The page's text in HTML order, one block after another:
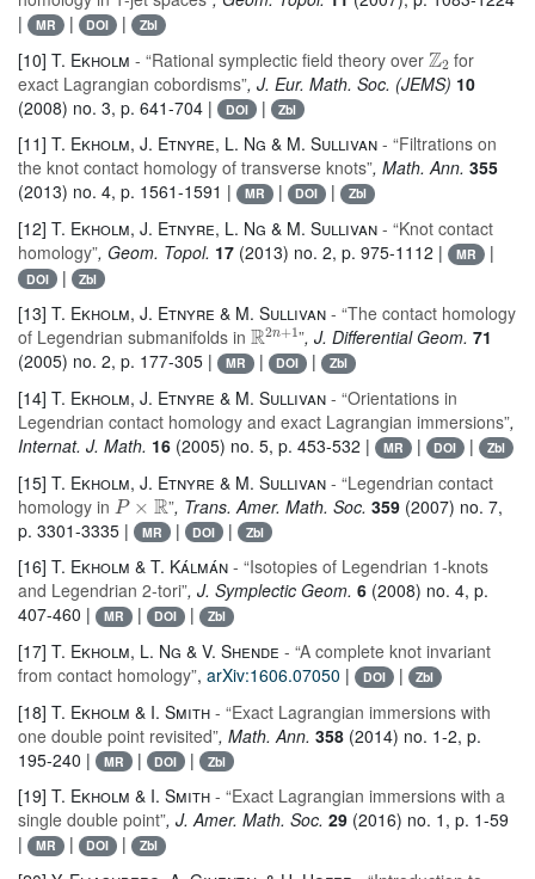
|
MR | DOI | Zbl
[10] T. Ekholm - “Rational symplectic field theory over
for
exact Lagrangian cobordisms”, J. Eur. Math. Soc. (JEMS) 10
(2008) no. 3, p. 641-704 |
DOI | Zbl
[11] T. Ekholm, J. Etnyre, L. Ng & M. Sullivan - “Filtrations on
the knot contact homology of transverse knots”, Math. Ann. 355
(2013) no. 4, p. 1561-1591 |
MR | DOI | Zbl
[12] T. Ekholm, J. Etnyre, L. Ng & M. Sullivan - “Knot contact
homology”, Geom. Topol. 17 (2013) no. 2, p. 975-1112 | MR |
DOI | Zbl
[13] T. Ekholm, J. Etnyre & M. Sullivan - “The contact homology
of Legendrian submanifolds in ℝ2n+1
”, J. Differential Geom. 71
(2005) no. 2, p. 177-305 |
MR | DOI | Zbl
[14] T. Ekholm, J. Etnyre & M. Sullivan - “Orientations in
Legendrian contact homology and exact Lagrangian immersions”,
Internat. J. Math. 16 (2005) no. 5, p. 453-532 | MR | DOI | Zbl
[15] T. Ekholm, J. Etnyre & M. Sullivan - “Legendrian contact
homology in P× ℝ ”, Trans. Amer. Math. Soc. 359(2007) no. 7,
p. 3301-3335 |
MR | DOI | Zbl
[16] T. Ekholm & T. Kálmán - “Isotopies of Legendrian 1-knots
and Legendrian 2-tori”, J. Symplectic Geom. 6 (2008) no. 4, p.
407-460 |
MR | DOI | Zbl
[17] T. Ekholm, L. Ng & V. Shende - “A complete knot invariant
from contact homology”, arXiv:1606.07050 | DOI | Zbl
[18] T. Ekholm & I. Smith - “Exact Lagrangian immersions with
one double point revisited”, Math. Ann. 358 (2014) no. 1-2, p.
195-240 |
MR | DOI | Zbl
[19] T. Ekholm & I. Smith - “Exact Lagrangian immersions with a
single double point”, J. Amer. Math. Soc. 29 (2016) no. 1, p. 1-59
|
MR | DOI | Zbl